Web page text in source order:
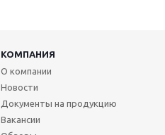
КОМПАНИЯ
О компании
Новости
Документы на продукцию
Вакансии